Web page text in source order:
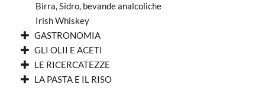
Birra, Sidro, bevande analcoliche
Irish Whiskey
GASTRONOMIA
GLI OLII E ACETI
LE RICERCATEZZE
LA PASTA E IL RISO